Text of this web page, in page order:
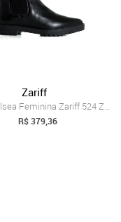
Zariff
Bota Chelsea Feminina Zariff 524 Zariff Preto
R$ 379,36